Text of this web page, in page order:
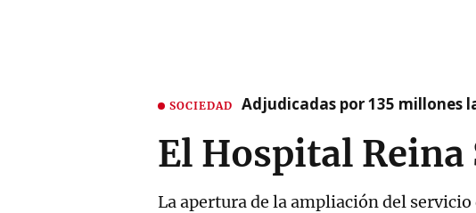
SOCIEDAD Adjudicadas por 135 millones
El Hospital Reina
La apertura de la ampliación del